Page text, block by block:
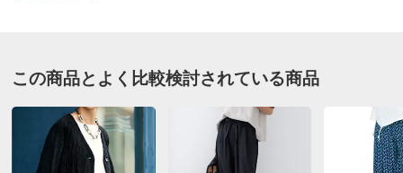
裾幅 36 37
ウエスト 64 68
ウエスト（適応） 64～70
102
この商品とよく比較検討されている商品